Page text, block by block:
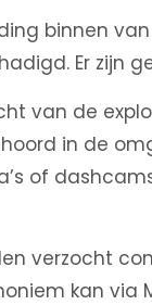
binnen
Er zijn
van de
in de
of
verzocht
kan via